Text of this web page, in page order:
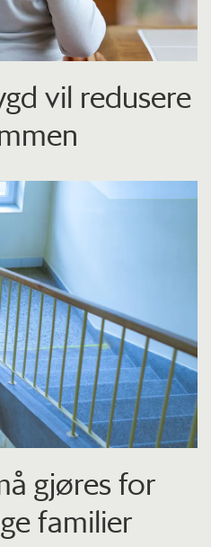
vil redusere
gjøres for
familier